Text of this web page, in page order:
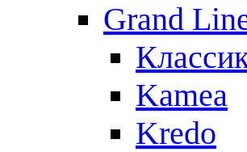
Grand
Kamea
Kredo